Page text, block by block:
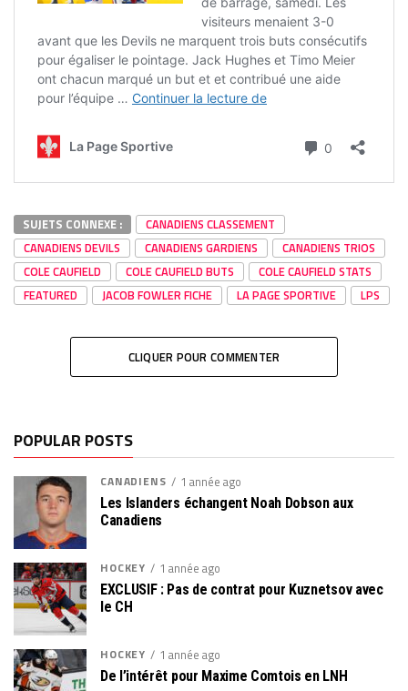
SUJETS CONNEXE :
CANADIENS CLASSEMENT
CANADIENS DEVILS
CANADIENS GARDIENS
CANADIENS TRIOS
COLE CAUFIELD
COLE CAUFIELD BUTS
COLE CAUFIELD STATS
FEATURED
JACOB FOWLER FICHE LA PAGE SPORTIVE LPS
CLIQUER POUR COMMENTER
POPULAR POSTS
CANADIENS 1 année ago
Les Islanders échangent Noah Dobson aux
Canadiens
HOCKEY 1 année ago
EXCLUSIF : Pas de contrat pour Kuznetsov avec
le CH
HOCKEY 1 année ago
De l’intérêt pour Maxime Comtois en LNH